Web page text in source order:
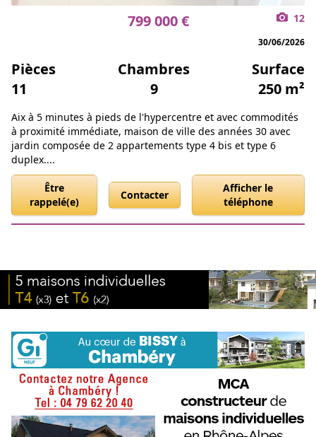
799 000 € 12
30/06/2026
Pièces
11
Chambres
9
Surface
250 m²
Aix à 5 minutes à pieds de l'hypercentre et avec commodités
à proximité immédiate, maison de ville des années 30 avec
jardin composée de 2 appartements type 4 bis et type 6
duplex....
Être
rappelé(e)
Contacter
Afficher le
téléphone